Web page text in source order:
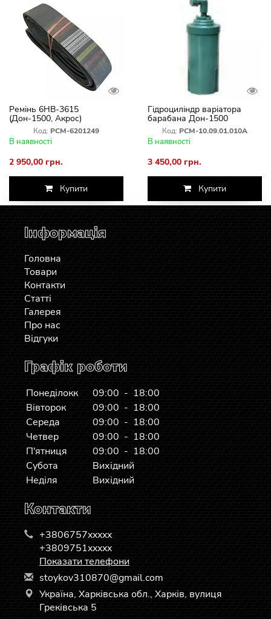
Ремінь 6НВ-3615
(Дон-1500, Акрос)
шестиручний РСМ-6201249
Код: РСМ-6201249
В наявності
2 950,00 грн.
Купити
Гідроциліндр варіатора
барабана Дон-1500
Код: РСМ-10.09.01.010А
В наявності
3 450,00 грн.
Купити
Інформація
Головна
Товари
Контакти
Статті
Галерея
Про нас
Відгуки
Графік роботи
Понеділокк
09:00 - 18:00
Вівторок
09:00 - 18:00
Середа
09:00 - 18:00
Четвер
09:00 - 18:00
П'ятниця
09:00 - 18:00
Субота
Вихідний
Неділя
Вихідний
Контакти
+3806757xxxxx
+3809751xxxxx
Показати телефони
stoykov310870@gmail.com
Україна, Харківська обл., Харків, вулиця
Греківська 5